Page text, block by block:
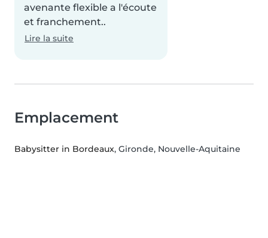
avenante flexible a l'écoute
et franchement..
Lire la suite
Emplacement
Babysitter in Bordeaux, Gironde, Nouvelle-Aquitaine